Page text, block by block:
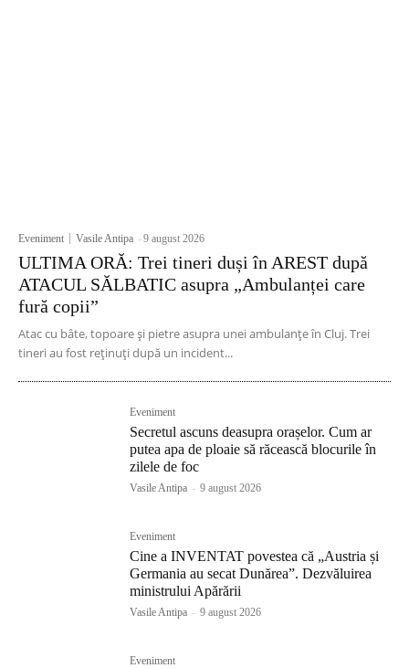
Eveniment Vasile Antipa -9 august 2026
ULTIMA ORĂ: Trei tineri duși în AREST după
ATACUL SĂLBATIC asupra „Ambulanței care
fură copii”
Atac cu bâte, topoare și pietre asupra unei ambulanțe în Cluj. Trei
tineri au fost reținuți după un incident...
Eveniment
Secretul ascuns deasupra orașelor. Cum ar
putea apa de ploaie să răcească blocurile în
zilele de foc
Vasile Antipa - 9 august 2026
Eveniment
Cine a INVENTAT povestea că „Austria și
Germania au secat Dunărea”. Dezvăluirea
ministrului Apărării
Vasile Antipa - 9 august 2026
Eveniment